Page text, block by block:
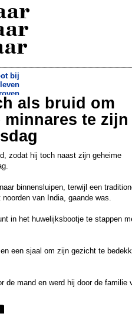
bij
klant schiet eigenares
neer om te hoge prijs »
als bruid om
te zijn
zodat hij toch naast zijn geheime
binnensluipen, terwijl een
van India, gaande was.
in het huwelijksbootje te stappen
een sjaal om zijn gezicht te
de mand en werd hij door de familie